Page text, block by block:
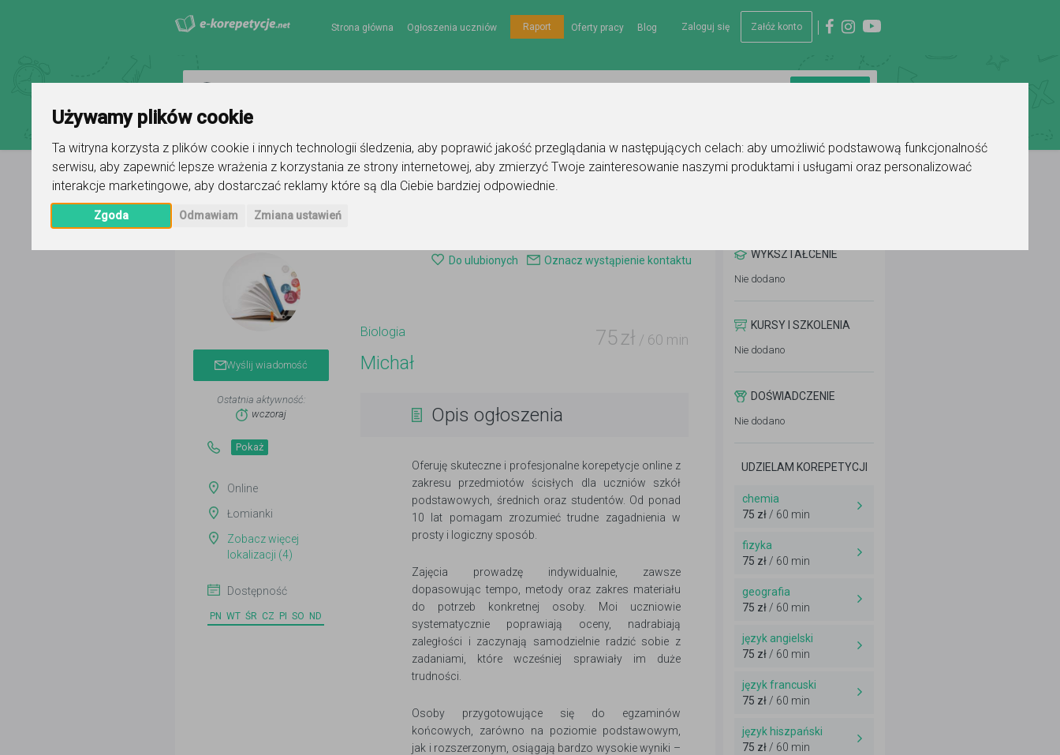
Używamy plików cookie
Ta witryna korzysta z plików cookie i innych technologii śledzenia, aby poprawić jakość przeglądania w następujących celach: aby umożliwić podstawową funkcjonalność
serwisu, aby zapewnić lepsze wrażenia z korzystania ze strony internetowej, aby zmierzyć Twoje zainteresowanie naszymi produktami i usługami oraz personalizować
interakcje marketingowe, aby dostarczać reklamy które są dla Ciebie bardziej odpowiednie.
Zgoda Odmawiam Zmiana ustawień
Zaloguj się Załóż konto
Strona główna Ogłoszenia uczniów Raport Oferty pracy Blog
Ogłoszenie korepetytora - biologia
Do ulubionych Oznacz wystąpienie kontaktu
Wyślij wiadomość
Ostatnia aktywność:
wczoraj
Pokaż
Online
Łomianki
Zobacz więcej
lokalizacji (4)
Dostępność
PN WT ŚR CZ PI SO ND
Biologia 75 zł / 60 min
Michał
Opis ogłoszenia
Oferuję skuteczne i profesjonalne korepetycje online z
zakresu przedmiotów ścisłych dla uczniów szkół
podstawowych, średnich oraz studentów. Od ponad
10 lat pomagam zrozumieć trudne zagadnienia w
prosty i logiczny sposób.
Zajęcia prowadzę indywidualnie, zawsze
dopasowując tempo, metody oraz zakres materiału
do potrzeb konkretnej osoby. Moi uczniowie
systematycznie poprawiają oceny, nadrabiają
zaległości i zaczynają samodzielnie radzić sobie z
zadaniami, które wcześniej sprawiały im duże
trudności.
Osoby przygotowujące się do egzaminów
końcowych, zarówno na poziomie podstawowym,
jak i rozszerzonym, osiągają bardzo wysokie wyniki –
WYKSZTAŁCENIE
Nie dodano
KURSY I SZKOLENIA
Nie dodano
DOŚWIADCZENIE
Nie dodano
UDZIELAM KOREPETYCJI
chemia
75 zł / 60 min
fizyka
75 zł / 60 min
geografia
75 zł / 60 min
język angielski
75 zł / 60 min
język francuski
75 zł / 60 min
język hiszpański
75 zł / 60 min